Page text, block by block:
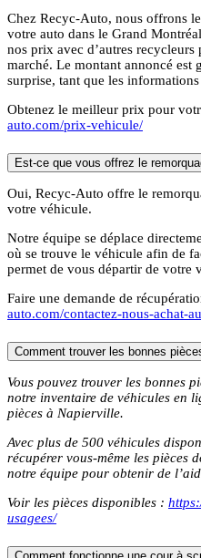
Chez Recyc-Auto, nous offrons
votre auto dans le Grand
nos prix avec d’autres
marché. Le montant annoncé est
surprise, tant que les
Obtenez le meilleur prix pour
auto.com/prix-vehicule/
Est-ce que vous offrez le
Oui, Recyc-Auto offre le
votre véhicule.
Notre équipe se déplace
où se trouve le véhicule afin de
permet de vous départir de votre
Faire une demande de
auto.com/contactez-nous-achat-
Comment trouver les bonnes
Vous pouvez trouver les bonnes
notre inventaire de véhicules en
pièces à Napierville.
Avec plus de 500 véhicules
récupérer vous-même les pièces
notre équipe pour obtenir de
Voir les pièces disponibles :
usagees/